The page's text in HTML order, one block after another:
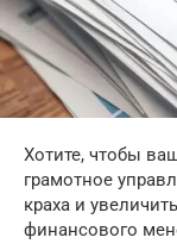
Хотите, чтобы
грамотное
краха и
финансового